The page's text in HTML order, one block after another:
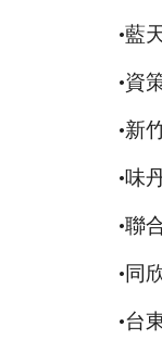
•藍
•資
•新
•味
•聯
•同
•台